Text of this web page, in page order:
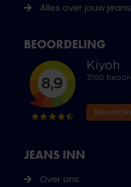
JEANS INN
Over ons
Alles over jouw jeans
BEOORDELING